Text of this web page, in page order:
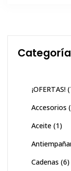
¡OFERTAS!
Accesorios
Aceite (1)
Cadenas (6)